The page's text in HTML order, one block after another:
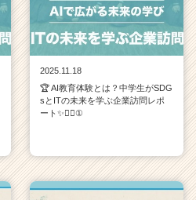
2025.11.18
🏆 AI教育体験とは？中学生がSDG
sとITの未来を学ぶ企業訪問レポ
ート✨💁‍♀️①